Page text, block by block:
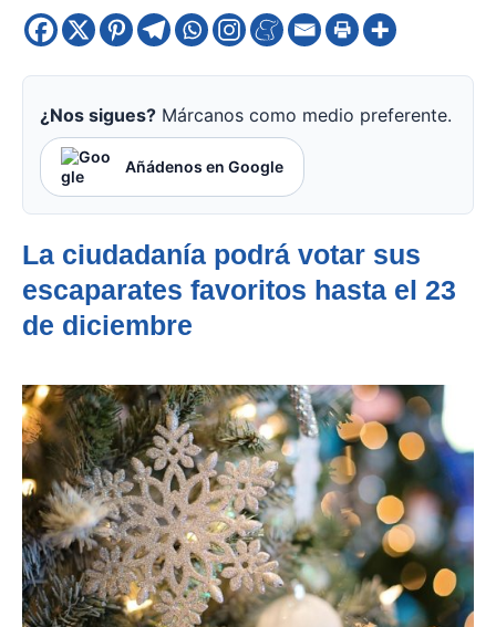
¿Nos sigues? Márcanos como medio preferente.
Añádenos en Google
La ciudadanía podrá votar sus
escaparates favoritos hasta el 23
de diciembre